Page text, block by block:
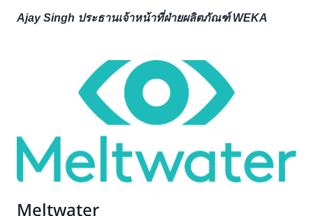
Ajay Singh ประธานเจ้าหน้าที่ฝ่ายผลิตภัณฑ์ WEKA
Meltwater